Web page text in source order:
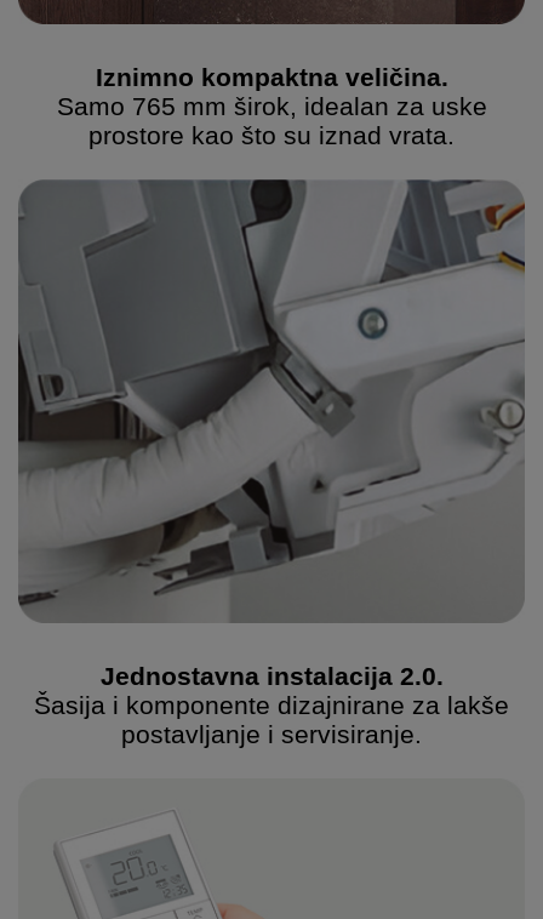
Iznimno kompaktna veličina.
Samo 765 mm širok, idealan za uske
prostore kao što su iznad vrata.
Jednostavna instalacija 2.0.
Šasija i komponente dizajnirane za lakše
postavljanje i servisiranje.